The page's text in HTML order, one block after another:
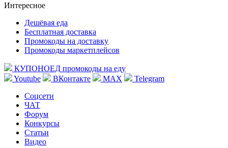
Интересное
Дешёвая еда
Бесплатная доставка
Промокоды на доставку
Промокоды маркетплейсов
КУПОНОЕД промокоды на еду
Youtube
ВКонтакте MAX
Telegram
Соцсети
ЧАТ
Форум
Конкурсы
Статьи
Видео